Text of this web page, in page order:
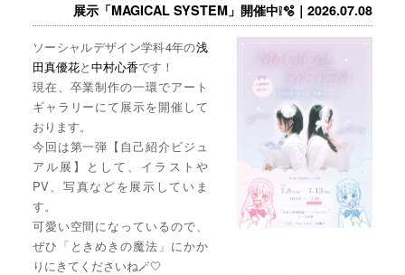
展示「MAGICAL SYSTEM」開催中❕🫧｜2026.07.08
ソーシャルデザイン学科4年の浅
田真優花と中村心香です！
現在、卒業制作の一環でアート
ギャラリーにて展示を開催して
おります。
今回は第一弾【自己紹介ビジュ
アル展】として、イラストや
PV、写真などを展示していま
す。
可愛い空間になっているので、
ぜひ「ときめきの魔法」にかか
りにきてくださいね🪄🤍